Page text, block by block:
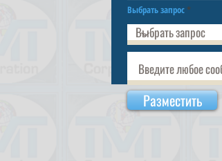
Выбрать запрос
Разместить